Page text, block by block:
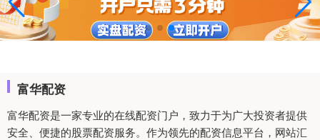
富华配资
富华配资是一家专业的在线配资门户，致力于为广大投资者提供
安全、便捷的股票配资服务。作为领先的配资信息平台，网站汇